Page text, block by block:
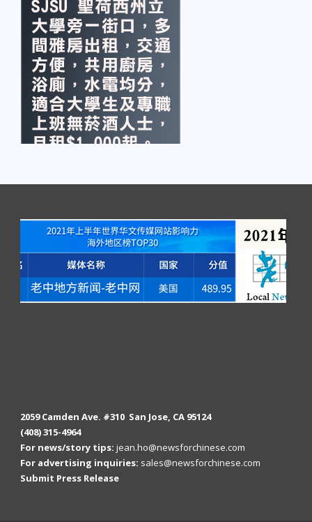
2059 Camden Ave. #310 San Jose, CA 95124
(408) 315-4964
For news/story tips: jean.ho@newsforchinese.com
For advertising inquiries: sales@newsforchinese.com
Submit Press Release